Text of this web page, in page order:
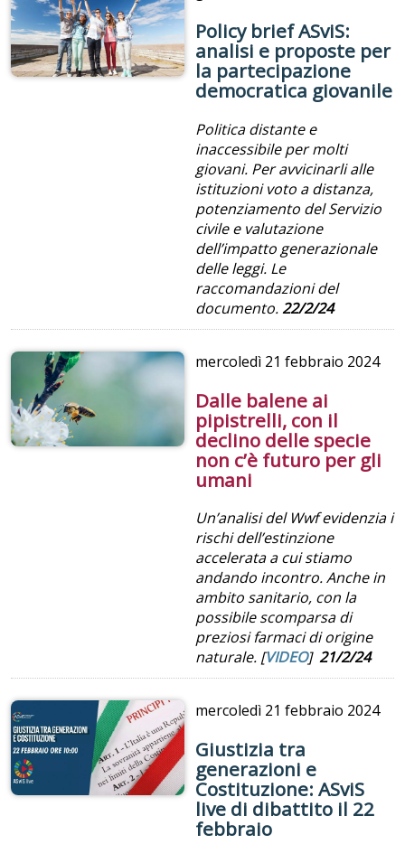
Policy brief ASviS:
analisi e proposte per
la partecipazione
democratica giovanile
Politica distante e
inaccessibile per molti
giovani. Per avvicinarli alle
istituzioni voto a distanza,
potenziamento del Servizio
civile e valutazione
dell’impatto generazionale
delle leggi. Le
raccomandazioni del
documento.22/2/24
mercoledì 21 febbraio 2024
Dalle balene ai
pipistrelli, con il
declino delle specie
non c’è futuro per gli
umani
Un’analisi del Wwf evidenzia i
rischi dell’estinzione
accelerata a cui stiamo
andando incontro. Anche in
ambito sanitario, con la
possibile scomparsa di
preziosi farmaci di origine
naturale. [VIDEO] 21/2/24
mercoledì 21 febbraio 2024
Giustizia tra
generazioni e
Costituzione: ASviS
live di dibattito il 22
febbraio